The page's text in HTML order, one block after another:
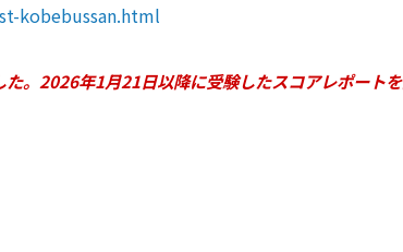
kobebussan.html
。 2026年1月21日以降に受験したスコアレポートを